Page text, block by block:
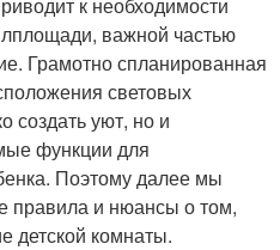
важной частью
Грамотно спланированная
световых
создать уют, но и
функции для
Поэтому далее мы
правила и нюансы о том,
детской комнаты.